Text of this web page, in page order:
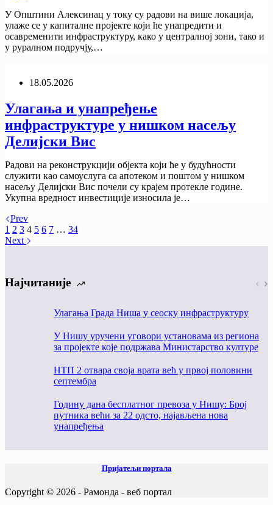
У Општини Алексинац у току су радови на више локација,
улаже се у капиталне пројекте који ће унапредити и
осавременити инфраструктуру, како у централној зони, тако и
у руралном подручју,…
18.05.2026
Улагања и унапређење
инфраструктуре у нишком насељу
Делијски Вис
Радови на реконструкцији објекта који ће у будућности
служити као самоуслуга са апотеком и поштом у нишком
насељу Делијски Вис почели су крајем протекле године.
Укупна вредност инвестиције износила је…
Prev
1 2 3 4 5 6 7 … 34
Next
Најчитаније
Улагања Града Ниша у сеоску инфраструктуру
У Нишу уручени уговори установама из региона
за пројекте којe подржава Министарство културе
НТП 2 отвара своја врата већ у првој половини
септембра
Годину дана бесплатног превоза у Нишу: Број
путника већи за 22 одсто, најављена нова
унапређења
Пријатељи портала
Copyright © 2026 - Рамонда - веб портал